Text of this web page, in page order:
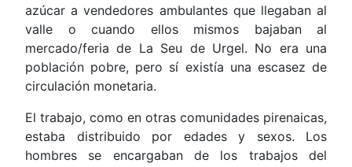
azúcar a vendedores ambulantes que llegaban al
valle o cuando ellos mismos bajaban al
mercado/feria de La Seu de Urgel. No era una
población pobre, pero sí existía una escasez de
circulación monetaria.
El trabajo, como en otras comunidades pirenaicas,
estaba distribuido por edades y sexos. Los
hombres se encargaban de los trabajos del